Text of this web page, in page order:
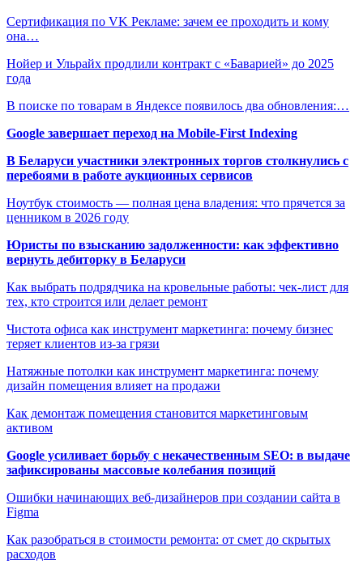
Сертификация по VK Рекламе: зачем ее проходить и кому
она…
Нойер и Ульрайх продлили контракт с «Баварией» до 2025
года
В поиске по товарам в Яндексе появилось два обновления:…
Google завершает переход на Mobile-First Indexing
В Беларуси участники электронных торгов столкнулись с
перебоями в работе аукционных сервисов
Ноутбук стоимость — полная цена владения: что прячется за
ценником в 2026 году
Юристы по взысканию задолженности: как эффективно
вернуть дебиторку в Беларуси
Как выбрать подрядчика на кровельные работы: чек-лист для
тех, кто строится или делает ремонт
Чистота офиса как инструмент маркетинга: почему бизнес
теряет клиентов из-за грязи
Натяжные потолки как инструмент маркетинга: почему
дизайн помещения влияет на продажи
Как демонтаж помещения становится маркетинговым
активом
Google усиливает борьбу с некачественным SEO: в выдаче
зафиксированы массовые колебания позиций
Ошибки начинающих веб-дизайнеров при создании сайта в
Figma
Как разобраться в стоимости ремонта: от смет до скрытых
расходов